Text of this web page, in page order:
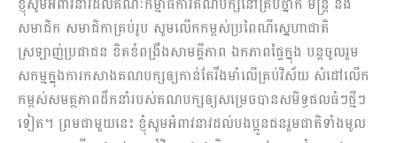
សមាជិក សមាជិកាគ្រប់រូប សូមលើកកម្ពស់ប្រពៃណីស្នេហាជាតិ
ស្រឡាញ់ប្រជាជន ខិតខំពង្រឹងសាមគ្គីភាព ឯកភាពផ្ទៃក្នុង បន្តចូលរួម
សកម្មក្នុងការកសាងគណបក្សឲ្យកាន់តែរឹងមាំលើគ្រប់វិស័យ សំដៅលើក
កម្ពស់សមត្ថភាពដឹកនាំរបស់គណបក្សឲ្យសម្រេចបានសមិទ្ធផលធំៗថ្មីៗ
ទៀត។ ព្រមជាមួយនេះ ខ្ញុំសូមអំពាវនាវដល់បងប្អូនជនរួមជាតិទាំងមូល